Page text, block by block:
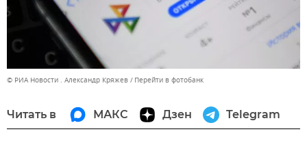
© РИА Новости . Александр Кряжев Перейти в фотобанк
Читать в МАКС Дзен Telegram